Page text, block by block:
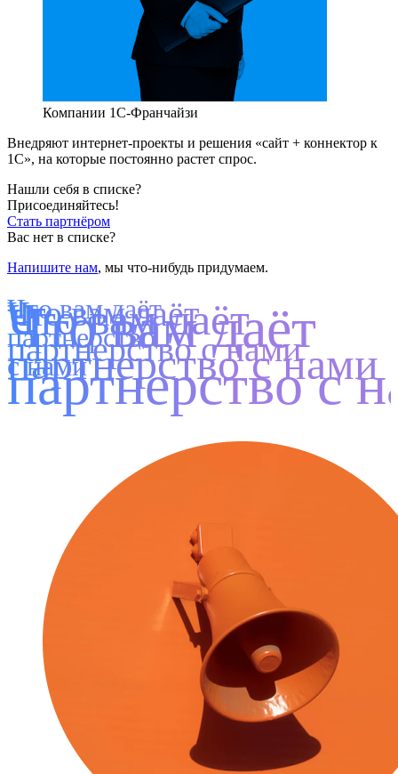
Компании 1С-Франчайзи
Внедряют интернет-проекты и решения «сайт + коннектор к
1С», на которые постоянно растет спрос.
Нашли себя в списке?
Присоединяйтесь!
Стать партнёром
Вас нет в списке?
Напишите нам, мы что-нибудь придумаем.
Что вам даёт
партнерство с
Что вам даёт
партнерство с нами
Что вам даёт
партнерство с нами
Что вам даёт
партнерство
с нами